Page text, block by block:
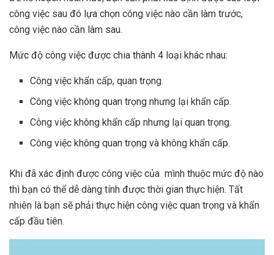
công việc sau đó lựa chọn công việc nào cần làm trước,
công việc nào cần làm sau.
Mức độ công việc được chia thành 4 loại khác nhau:
Công việc khẩn cấp, quan trọng.
Công việc không quan trọng nhưng lại khẩn cấp.
Công việc không khẩn cấp nhưng lại quan trọng.
Công việc không quan trọng và không khẩn cấp.
Khi đã xác định được công việc của mình thuộc mức độ nào
thì bạn có thể dễ dàng tính được thời gian thực hiện. Tất
nhiên là bạn sẽ phải thực hiện công việc quan trọng và khẩn
cấp đầu tiên.